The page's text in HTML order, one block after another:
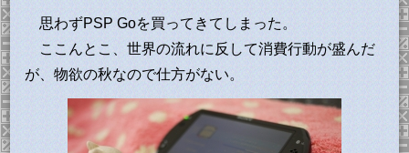
思わずPSP Goを買ってきてしまった。
ここんとこ、世界の流れに反して消費行動が盛んだ
が、物欲の秋なので仕方がない。